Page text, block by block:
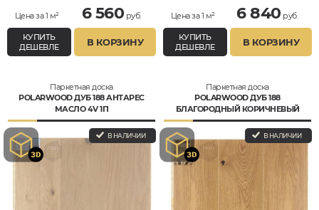
Цена за 1 м² 6 560 руб.
КУПИТЬ
ДЕШЕВЛЕ
В КОРЗИНУ
Цена за 1 м² 6 840 руб.
КУПИТЬ
ДЕШЕВЛЕ
В КОРЗИНУ
Паркетная доска
POLARWOOD ДУБ 188 АНТАРЕС
МАСЛО 4V 1П
В НАЛИЧИИ
Паркетная доска
POLARWOOD ДУБ 188
БЛАГОРОДНЫЙ КОРИЧНЕВЫЙ
МАТОВЫЙ ЛАК 4V 1П
В НАЛИЧИИ